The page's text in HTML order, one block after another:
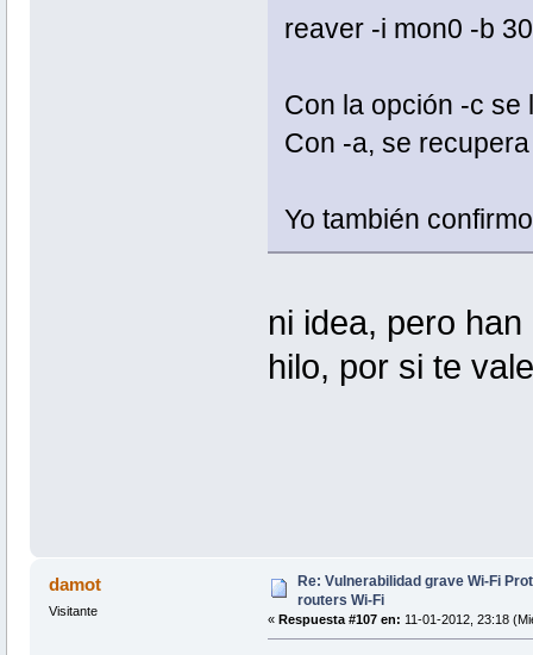
reaver -i mon0 -b
Con la opción -c se
Con -a, se
Yo también
ni idea, pero
hilo, por si te vale
damot
Visitante
Re: Vulnerabilidad grave Wi-Fi
routers Wi-Fi
« Respuesta #107 en: 11-01-2012, 23:18